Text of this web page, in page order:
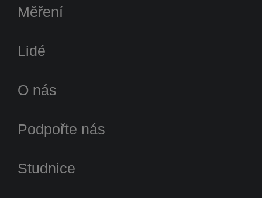
Měření
Lidé
O nás
Podpořte nás
Studnice